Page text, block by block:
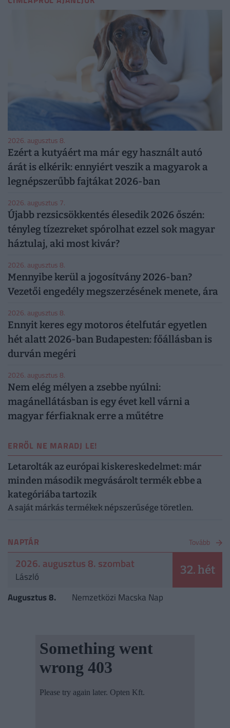
2026. augusztus 8.
Ezért a kutyáért ma már egy használt autó
árát is elkérik: ennyiért veszik a magyarok a
legnépszerűbb fajtákat 2026-ban
2026. augusztus 7.
Újabb rezsicsökkentés élesedik 2026 őszén:
tényleg tízezreket spórolhat ezzel sok magyar
háztulaj, aki most kivár?
2026. augusztus 8.
Mennyibe kerül a jogosítvány 2026-ban?
Vezetői engedély megszerzésének menete, ára
2026. augusztus 8.
Ennyit keres egy motoros ételfutár egyetlen
hét alatt 2026-ban Budapesten: főállásban is
durván megéri
2026. augusztus 8.
Nem elég mélyen a zsebbe nyúlni:
magánellátásban is egy évet kell várni a
magyar férfiaknak erre a műtétre
ERRŐL NE MARADJ LE!
Letarolták az európai kiskereskedelmet: már
minden második megvásárolt termék ebbe a
kategóriába tartozik
A saját márkás termékek népszerűsége töretlen.
NAPTÁR Tovább
2026. augusztus 8. szombat
László 32. hét
Augusztus 8. Nemzetközi Macska Nap